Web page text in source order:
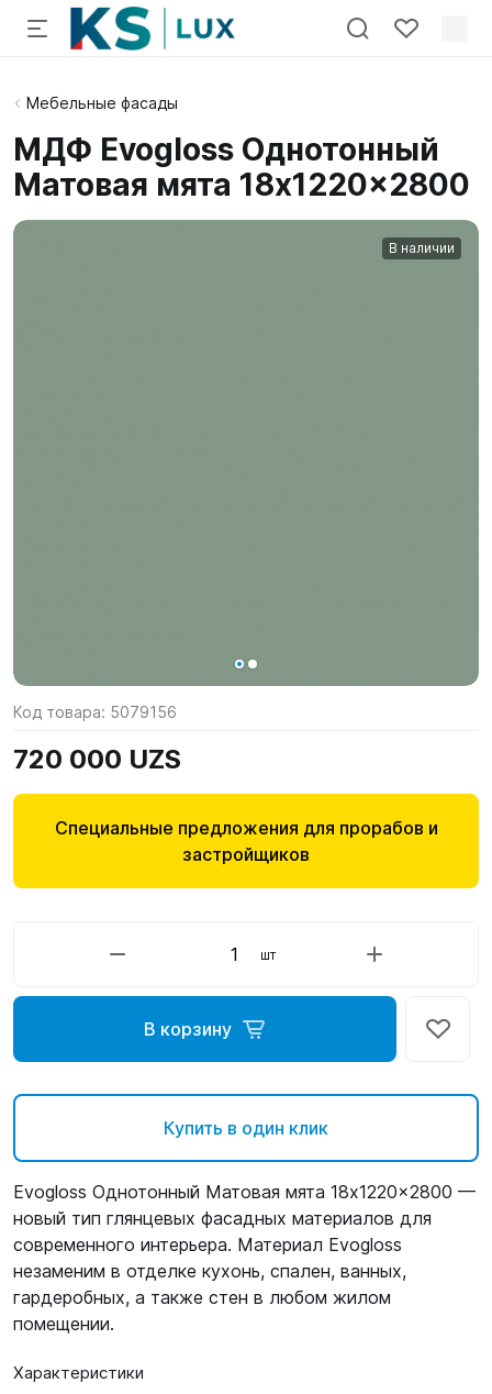
Мебельные фасады
МДФ Evogloss Однотонный
Матовая мята 18x1220x2800
В наличии
Код товара: 5079156
720 000 UZS
Специальные предложения для прорабов и
застройщиков
шт
В корзину
Купить в один клик
Evogloss Однотонный Матовая мята 18x1220x2800 —
новый тип глянцевых фасадных материалов для
современного интерьера. Материал Evogloss
незаменим в отделке кухонь, спален, ванных,
гардеробных, а также стен в любом жилом
помещении.
Характеристики